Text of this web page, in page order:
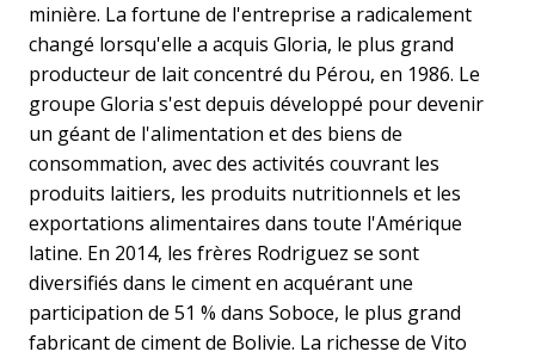
minière. La fortune de l'entreprise a radicalement
changé lorsqu'elle a acquis Gloria, le plus grand
producteur de lait concentré du Pérou, en 1986. Le
groupe Gloria s'est depuis développé pour devenir
un géant de l'alimentation et des biens de
consommation, avec des activités couvrant les
produits laitiers, les produits nutritionnels et les
exportations alimentaires dans toute l'Amérique
latine. En 2014, les frères Rodriguez se sont
diversifiés dans le ciment en acquérant une
participation de 51 % dans Soboce, le plus grand
fabricant de ciment de Bolivie. La richesse de Vito